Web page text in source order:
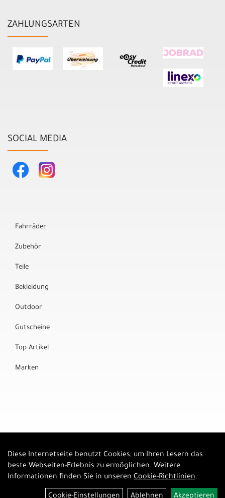
ZAHLUNGSARTEN
SOCIAL MEDIA
Fahrräder
Zubehör
Teile
Bekleidung
Outdoor
Gutscheine
Top Artikel
Marken
Diese Internetseite benutzt Cookies, um Ihren Lesern das
beste Webseiten-Erlebnis zu ermöglichen. Weitere
Informationen finden Sie in unseren Cookie-Richtlinien.
Auftrag widerrufen